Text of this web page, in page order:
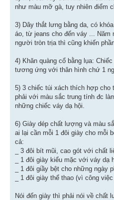
như màu mỡ gà, tuy nhiên điểm
3) Dây thắt lưng bằng da, có
áo, từ jeans cho đến váy ... Năm
người tròn trịa thì cũng khiến
4) Khăn quàng cổ bằng lụa:
tương ứng với thân hình chứ 1
5) 3 chiếc túi xách thích hợp cho
phải với màu sắc trung tính đc
những chiếc váy dạ hội.
6) Giày dép chất lượng và màu
ai lại cần mỗi 1 đôi giày cho mỗi
cả:
_ 3 đôi bít mũi, cao gót với chất
_ 1 đôi giày kiểu mặc với váy dạ
_ 1 đôi giầy bệt cho những ngày
_ 1 đôi giày thể thao (vì công
Nói đến giày thì phải nói về chất